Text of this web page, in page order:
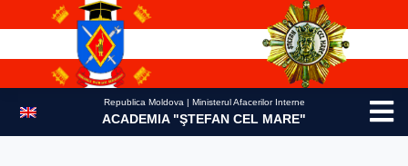
Republica Moldova | Ministerul Afacerilor Interne
ACADEMIA "ŞTEFAN CEL MARE"